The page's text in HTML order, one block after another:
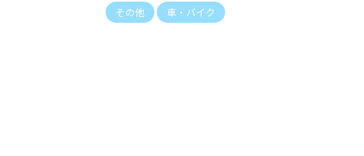
その他 車・バイク